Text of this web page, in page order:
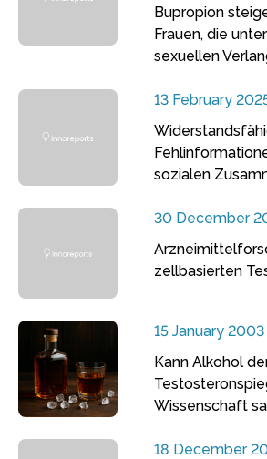
Bupropion
Frauen, die
sexuellen
13 February
sozialen
30 December
zellbasierten
15 January 2003
Kann Alkohol
Wissenschaft
18 December